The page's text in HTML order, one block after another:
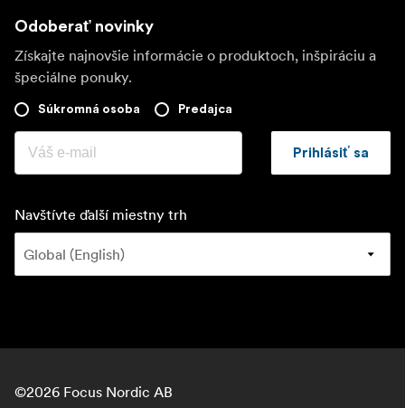
Odoberať novinky
Získajte najnovšie informácie o produktoch, inšpiráciu a
špeciálne ponuky.
Súkromná osoba Predajca
Prihlásiť sa
Navštívte ďalší miestny trh
©2026 Focus Nordic AB